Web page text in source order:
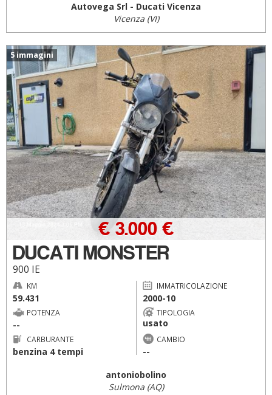
Autovega Srl - Ducati Vicenza
Vicenza (VI)
5 immagini
DUCATI MONSTER
900 IE
€ 3.000 €
KM
59.431
IMMATRICOLAZIONE
2000-10
POTENZA
--
TIPOLOGIA
usato
CARBURANTE
benzina 4 tempi
CAMBIO
--
antoniobolino
Sulmona (AQ)